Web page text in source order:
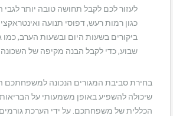
לעזור לכם לקבל תחושה טובה יותר לגבי
כגון רמות רעש, דפוסי תנועה
ביקורים בשעות היום ובשעות הערב, כמו
שבוע, כדי לקבל הבנה מקיפה של השכונה.
בחירת סביבת המגורים הנכונה למשפחתכם
שיכולה להשפיע באופן משמעותי על
הכללית של משפחתכם. על ידי הערכת גורמים